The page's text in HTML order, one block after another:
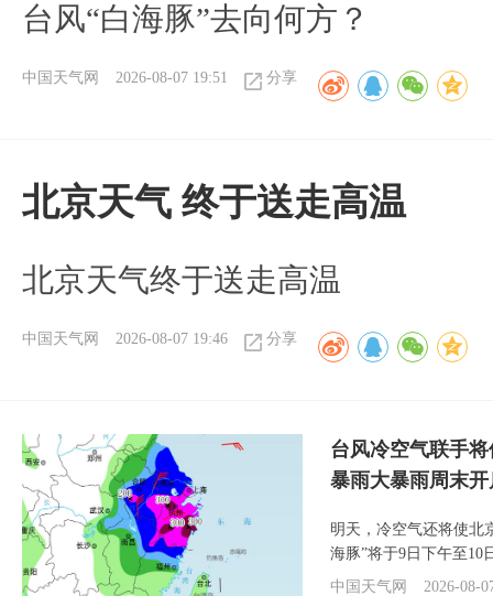
台风“白海豚”去向何方？
中国天气网 2026-08-07 19:51 分享
北京天气 终于送走高温
北京天气终于送走高温
中国天气网 2026-08-07 19:46 分享
台风冷空气联手
暴雨大暴雨周末开
明天，冷空气还将使北
海豚”将于9日下午至10
中国天气网
2026-08-